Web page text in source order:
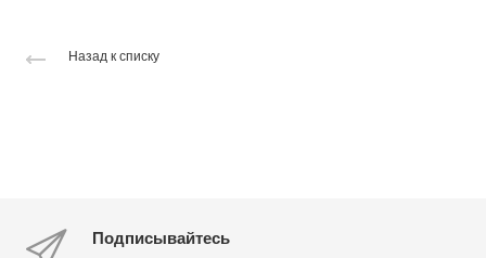
Назад к списку
Подписывайтесь